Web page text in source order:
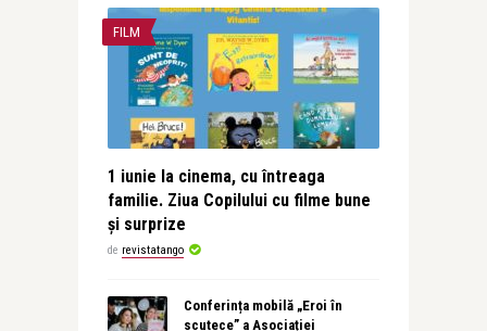
FILM
1 iunie la cinema, cu întreaga
familie. Ziua Copilului cu filme bune
și surprize
de revistatango
Conferința mobilă „Eroi în
scutece” a Asociației